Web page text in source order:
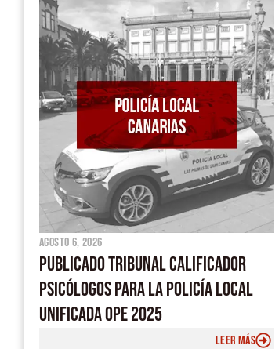
o
o
k
b
e
a
p
p
g
r
a
m
agosto 6, 2026
PUBLICADO TRIBUNAL CALIFICADOR
PSICÓLOGOS PARA LA POLICÍA LOCAL
UNIFICADA OPE 2025
LEER MÁS